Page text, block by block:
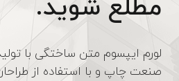
مطلع شوید.
لورم ایپسوم متن ساختگی با
صنعت چاپ و با استفاده از